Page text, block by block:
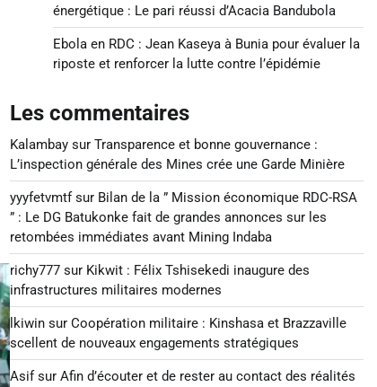
énergétique : Le pari réussi d’Acacia Bandubola
Ebola en RDC : Jean Kaseya à Bunia pour évaluer la
riposte et renforcer la lutte contre l’épidémie
Les commentaires
Kalambaysur Transparence et bonne gouvernance :
L’inspection générale des Mines crée une Garde Minière
yyyfetvmtfsur Bilan de la ” Mission économique RDC-RSA
” : Le DG Batukonke fait de grandes annonces sur les
retombées immédiates avant Mining Indaba
richy777sur Kikwit : Félix Tshisekedi inaugure des
infrastructures militaires modernes
lkiwinsur Coopération militaire : Kinshasa et Brazzaville
scellent de nouveaux engagements stratégiques
Asifsur Afin d’écouter et de rester au contact des réalités